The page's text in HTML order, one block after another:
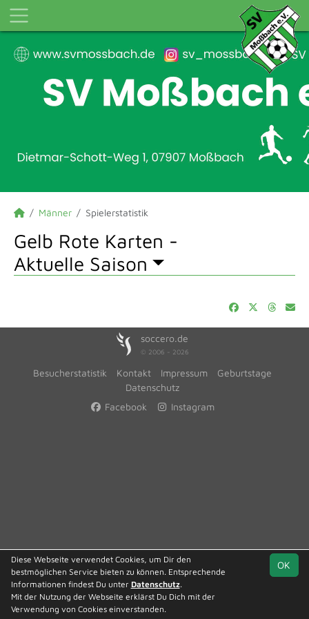
Männer Spielerstatistik
Gelb Rote Karten -
Aktuelle Saison
soccero.de
© 2006 - 2026
Besucherstatistik Kontakt Impressum
Geburtstage
Datenschutz
Facebook
Instagram
OK
Diese Webseite verwendet Cookies, um Dir den
bestmöglichen Service bieten zu können. Entsprechende
Informationen findest Du unter Datenschutz.
Mit der Nutzung der Webseite erklärst Du Dich mit der
Verwendung von Cookies einverstanden.